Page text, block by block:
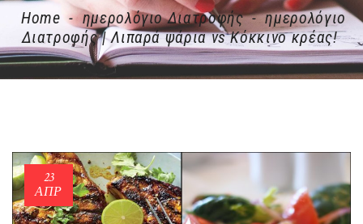
Home - ημερολόγιο Διατροφής - ημερολόγιο
Διατροφής | Λιπαρά ψάρια vs Κόκκινο κρέας!
23
ΑΠΡ